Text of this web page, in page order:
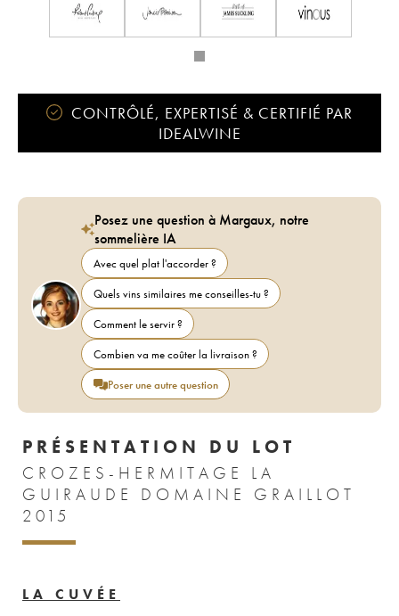
CONTRÔLÉ, EXPERTISÉ & CERTIFIÉ PAR
IDEALWINE
Posez une question à Margaux, notre
sommelière IA
Avec quel plat l'accorder ?
Quels vins similaires me conseilles-tu ?
Comment le servir ?
Combien va me coûter la livraison ?
Poser une autre question
PRÉSENTATION DU LOT
CROZES-HERMITAGE LA
GUIRAUDE DOMAINE GRAILLOT
2015
LA CUVÉE